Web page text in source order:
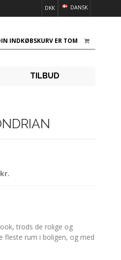
DANSK
DKK
INDKØBSKURV ER TOM
TILBUD
trods de rolige og
fleste rum i boligen, og med